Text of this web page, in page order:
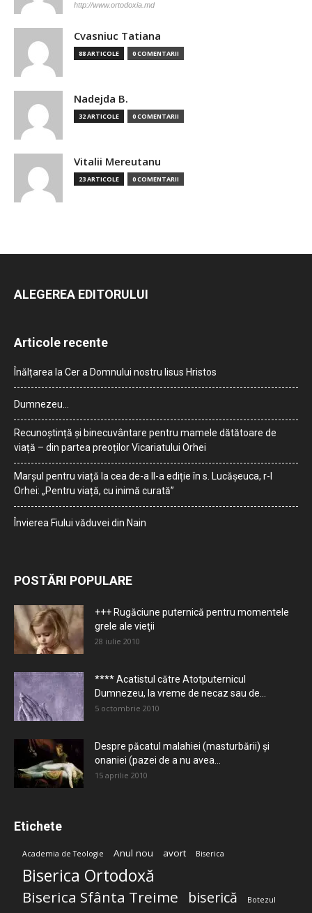
http://www.ortodoxia.md
Cvasniuc Tatiana
88 ARTICOLE 0 COMENTARII
Nadejda B.
32 ARTICOLE 0 COMENTARII
Vitalii Mereutanu
23 ARTICOLE 0 COMENTARII
ALEGEREA EDITORULUI
Articole recente
Înălțarea la Cer a Domnului nostru Iisus Hristos
Dumnezeu…
Recunoștință și binecuvântare pentru mamele dătătoare de
viață – din partea preoților Vicariatului Orhei
Marșul pentru viață la cea de-a II-a ediție în s. Lucășeuca, r-l
Orhei: „Pentru viață, cu inimă curată”
Învierea Fiului văduvei din Nain
POSTĂRI POPULARE
+++ Rugăciune puternică pentru momentele
grele ale vieţii
28 iulie 2010
**** Acatistul către Atotputernicul
Dumnezeu, la vreme de necaz sau de...
5 octombrie 2010
Despre păcatul malahiei (masturbării) şi
onaniei (pazei de a nu avea...
15 aprilie 2010
Etichete
Academia de Teologie Anul nou avort Biserica
Biserica Ortodoxă
Biserica Sfânta Treime biserică Botezul